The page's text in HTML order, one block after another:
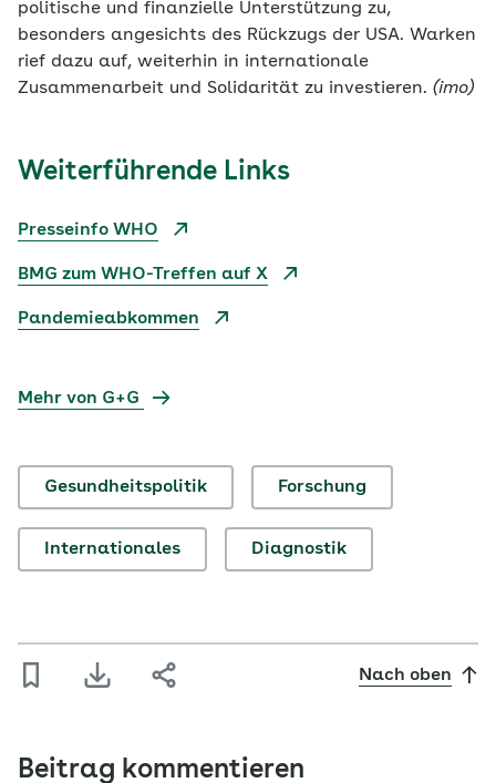
politische und finanzielle Unterstützung zu,
besonders angesichts des Rückzugs der USA. Warken
rief dazu auf, weiterhin in internationale
Zusammenarbeit und Solidarität zu investieren. (imo)
Weiterführende Links
Presseinfo WHO
BMG zum WHO-Treffen auf X
Pandemieabkommen
Mehr von G+G
Gesundheitspolitik Forschung
Internationales Diagnostik
Nach oben
Beitrag kommentieren